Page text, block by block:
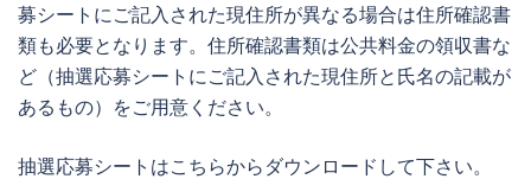
募シートにご記入された現住所が異なる場合は住所確認書
類も必要となります。住所確認書類は公共料金の領収書な
ど（抽選応募シートにご記入された現住所と氏名の記載が
あるもの）をご用意ください。
抽選応募シートはこちらからダウンロードして下さい。